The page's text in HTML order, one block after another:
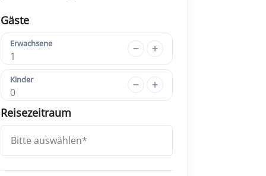
Gäste
Erwachsene
1
Kinder
0
Reisezeitraum